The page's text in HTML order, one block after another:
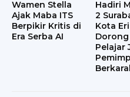
Wamen Stella
Ajak Maba ITS
Berpikir Kritis di
Era Serba AI
Hadiri
2
Kota
Dorong
Pelajar